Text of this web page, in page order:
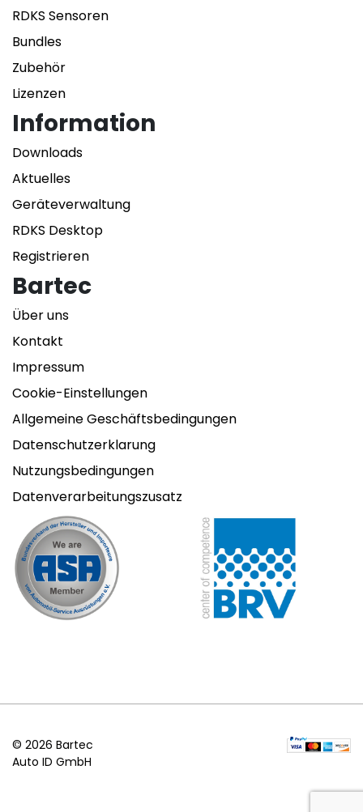
RDKS Sensoren
Bundles
Zubehör
Lizenzen
Information
Downloads
Aktuelles
Geräteverwaltung
RDKS Desktop
Registrieren
Bartec
Über uns
Kontakt
Impressum
Cookie-Einstellungen
Allgemeine Geschäftsbedingungen
Datenschutzerklarung
Nutzungsbedingungen
Datenverarbeitungszusatz
© 2026 Bartec
Auto ID GmbH